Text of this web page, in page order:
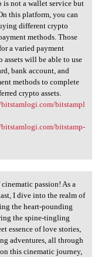
not a wallet service but
this platform, you can
different crypto
methods. Those
a varied payment
will be able to use
bank account, and
methods to complete
crypto assets.
bitstampl
bitstamp-
of
passion! As a
I dive into the realm of
the heart-pounding
the spine-tingling
essence of love stories,
adventures, all through
this cinematic journey,